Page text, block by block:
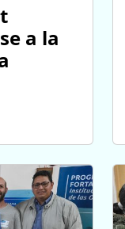
a la